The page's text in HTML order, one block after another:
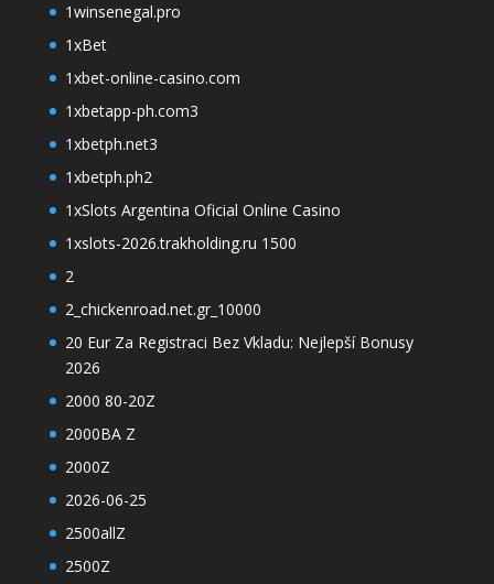
1winsenegal.pro
1xBet
1xbet-online-casino.com
1xbetapp-ph.com3
1xbetph.net3
1xbetph.ph2
1xSlots Argentina Oficial Online Casino
1xslots-2026.trakholding.ru 1500
2
2_chickenroad.net.gr_10000
20 Eur Za Registraci Bez Vkladu: Nejlepší Bonusy
2026
2000 80-20Z
2000BA Z
2000Z
2026-06-25
2500allZ
2500Z